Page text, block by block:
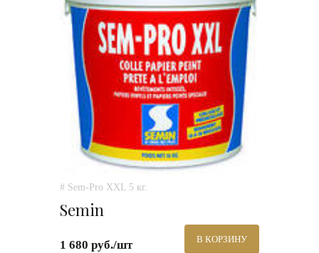
# Sem-Pro XXL 5 кг.
Semin
1 680 руб./шт В КОРЗИНУ